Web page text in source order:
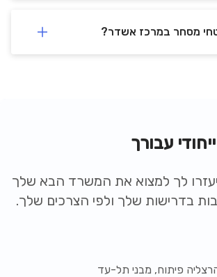
מסחר במרכז אשדר?
עבורך
לך למצוא את המשרד הבא שלך
בדרישות שלך ולפי הצרכים שלך.